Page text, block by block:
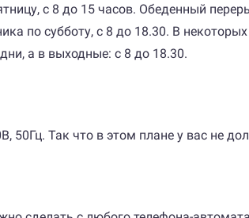
с 8 до 15 часов. Обеденный
по субботу, с 8 до 18.30. В
а в выходные: с 8 до 18.30.
Так что в этом плане у вас не